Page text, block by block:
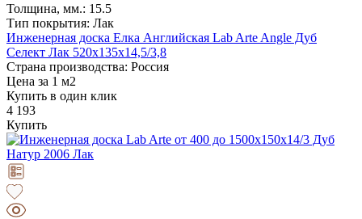
Толщина, мм.: 15.5
Тип покрытия: Лак
Инженерная доска Елка Английская Lab Arte Angle Дуб
Селект Лак 520х135х14,5/3,8
Страна производства: Россия
Цена за 1 м2
Купить в один клик
4 193
Купить